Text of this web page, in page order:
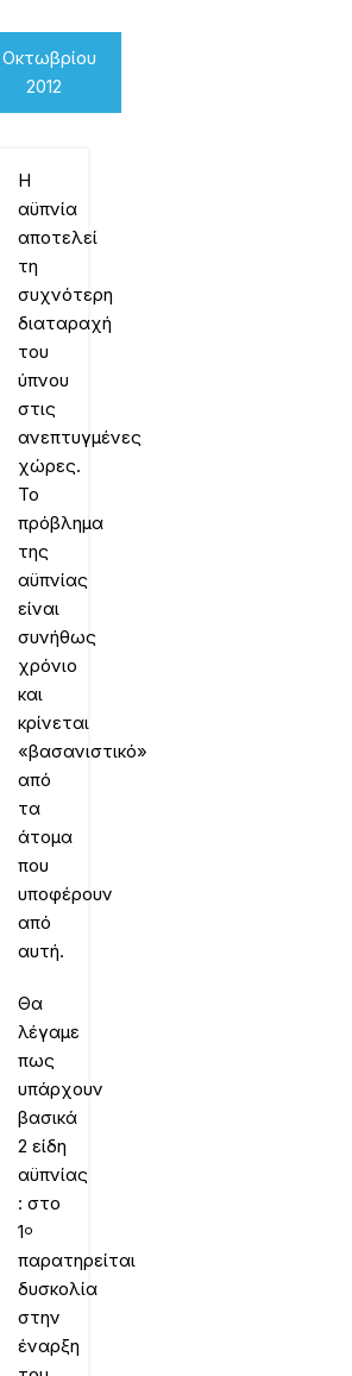
Οκτωβρίου
2012
Η
αϋπνία
αποτελεί
τη
συχνότερη
διαταραχή
του
ύπνου
στις
ανεπτυγμένες
χώρες.
Το
πρόβλημα
της
αϋπνίας
είναι
συνήθως
χρόνιο
και
κρίνεται
«βασανιστικό»
από
τα
άτομα
που
υποφέρουν
από
αυτή.
Θα
λέγαμε
πως
υπάρχουν
βασικά
2 είδη
αϋπνίας
: στο
1ο
παρατηρείται
δυσκολία
στην
έναρξη